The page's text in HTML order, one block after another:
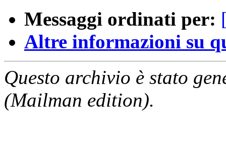
Messaggi ordinati per:
Altre informazioni su
Questo archivio è stato
(Mailman edition).